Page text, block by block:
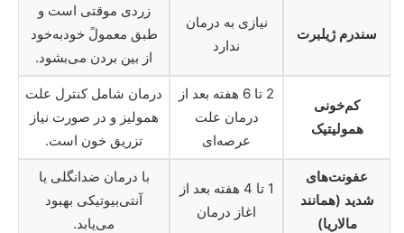
سندرم ژیلبرت
نیازی به درمان
ندارد
زردی موقتی است و
طبق معمولً خودبه‌خود
از بین بردن می‌بشود.
کم‌خونی
همولیتیک
2 تا 6 هفته بعد از
درمان علت
عرصه‌ای
درمان شامل کنترل علت
همولیز و در صورت نیاز
تزریق خون است.
عفونت‌های
شدید (همانند
مالاریا)
1 تا 4 هفته بعد از
اغاز درمان
با درمان ضدانگلی یا
آنتی‌بیوتیکی بهبود
می‌یابد.